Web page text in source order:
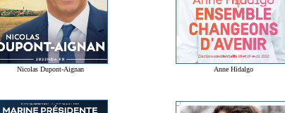
Nicolas Dupont-Aignan Anne Hidalgo